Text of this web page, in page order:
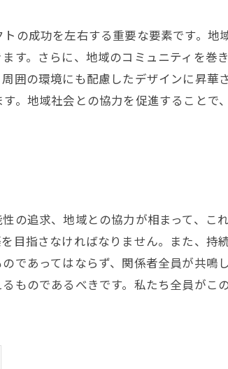
成功を左右する重要な要素です。地
。さらに、地域のコミュニティを巻
の環境にも配慮したデザインに昇華
。地域社会との協力を促進することで
の追求、地域との協力が相まって、こ
目指さなければなりません。また、持
であってはならず、関係者全員が共鳴
ものであるべきです。私たち全員がこ